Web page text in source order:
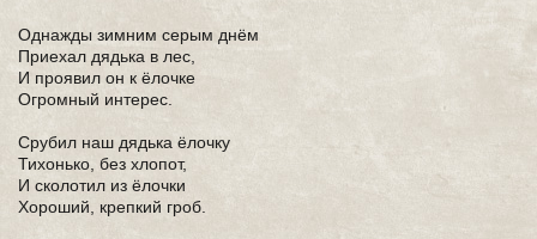
Однажды зимним серым днём
Приехал дядька в лес,
И проявил он к ёлочке
Огромный интерес.
Срубил наш дядька ёлочку
Тихонько, без хлопот,
И сколотил из ёлочки
Хороший, крепкий гроб.